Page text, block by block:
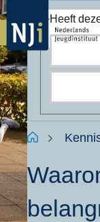
Overslaan
en
naar
de
inhoud
gaan
Kruimelpad
Home
Heeft